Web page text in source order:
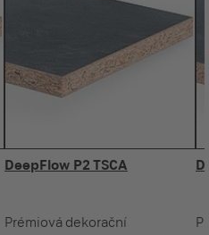
DeepFlow P2 TSCA
Prémiová dekorační